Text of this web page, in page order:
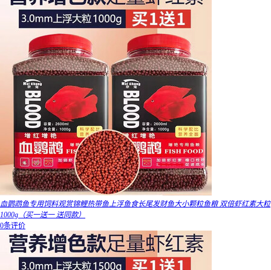
血鹦鹉鱼专用饲料观赏锦鲤热带鱼上浮鱼食长尾发财鱼大小颗粒鱼粮 双倍虾红素大粒
1000g（买一送一 送同款）
0条评价